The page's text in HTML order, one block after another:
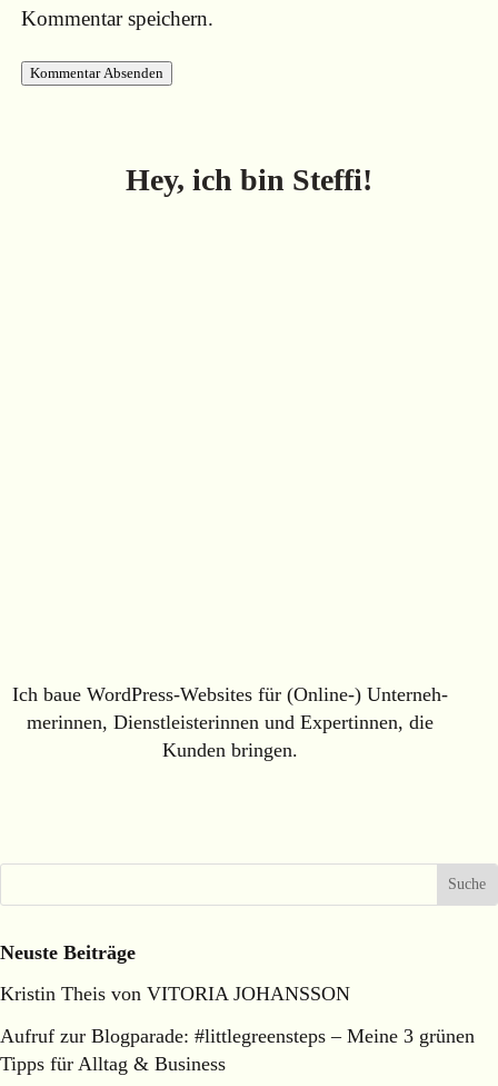
Kommentar speichern.
Kommentar Absenden
Hey, ich bin Steffi!
Ich baue WordPress-Websites für (Online-) Unterneh­
me­rinnen, Dienstleisterinnen und Expertinnen, die
Kunden bringen.
Neuste Beiträge
Kristin Theis von VITORIA JOHANSSON
Aufruf zur Blogparade: #littlegreensteps – Meine 3 grünen
Tipps für Alltag & Business